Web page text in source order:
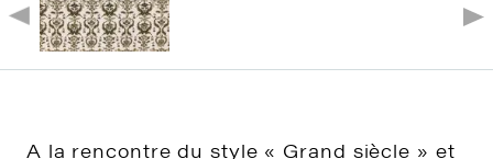
A la rencontre du style « Grand siècle » et